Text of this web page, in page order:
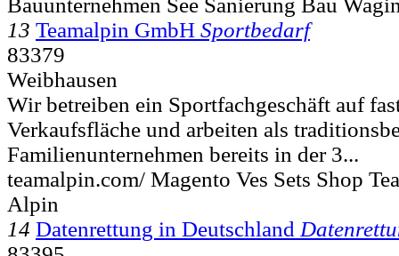
13 Teamalpin GmbH Sportbedarf
83379
Weibhausen
Wir betreiben ein Sportfachgeschäft auf
Verkaufsfläche und arbeiten als
Familienunternehmen bereits in der 3...
teamalpin.com/ Magento Ves Sets Shop
Alpin
14 Datenrettung in Deutschland